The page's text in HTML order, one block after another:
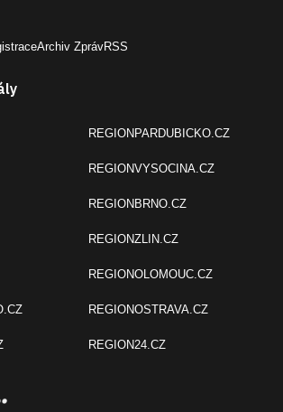
Archiv ZprávRSS
REGIONPARDUBICKO.CZ
REGIONVYSOCINA.CZ
REGIONBRNO.CZ
REGIONZLIN.CZ
REGIONOLOMOUC.CZ
REGIONOSTRAVA.CZ
REGION24.CZ